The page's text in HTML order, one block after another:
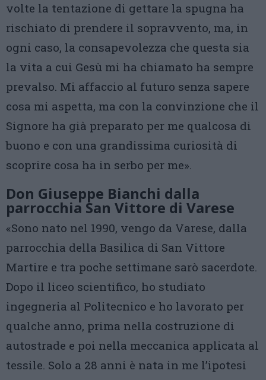
volte la tentazione di gettare la spugna ha
rischiato di prendere il sopravvento, ma, in
ogni caso, la consapevolezza che questa sia
la vita a cui Gesù mi ha chiamato ha sempre
prevalso. Mi affaccio al futuro senza sapere
cosa mi aspetta, ma con la convinzione che il
Signore ha già preparato per me qualcosa di
buono e con una grandissima curiosità di
scoprire cosa ha in serbo per me».
Don Giuseppe Bianchi dalla
parrocchia San Vittore di Varese
«Sono nato nel 1990, vengo da Varese, dalla
parrocchia della Basilica di San Vittore
Martire e tra poche settimane sarò sacerdote.
Dopo il liceo scientifico, ho studiato
ingegneria al Politecnico e ho lavorato per
qualche anno, prima nella costruzione di
autostrade e poi nella meccanica applicata al
tessile. Solo a 28 anni è nata in me l’ipotesi